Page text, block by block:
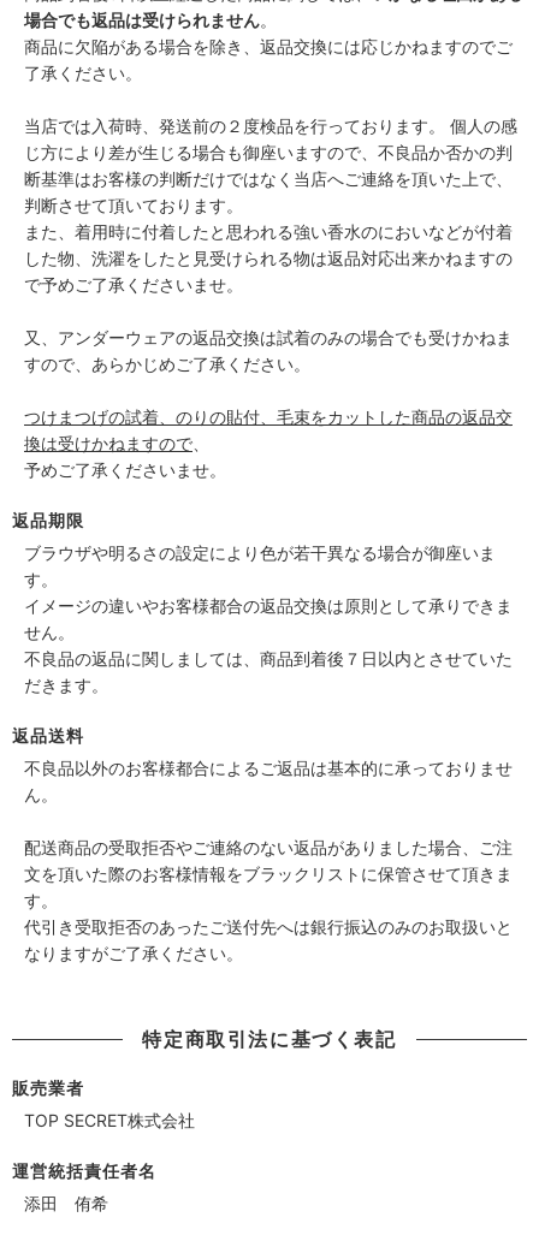
場合でも返品は受けられません。
商品に欠陥がある場合を除き、返品交換には応じかねますのでご
了承ください。
当店では入荷時、発送前の２度検品を行っております。 個人の感
じ方により差が生じる場合も御座いますので、不良品か否かの判
断基準はお客様の判断だけではなく当店へご連絡を頂いた上で、
判断させて頂いております。
また、着用時に付着したと思われる強い香水のにおいなどが付着
した物、洗濯をしたと見受けられる物は返品対応出来かねますの
で予めご了承くださいませ。
又、アンダーウェアの返品交換は試着のみの場合でも受けかねま
すので、あらかじめご了承ください。
つけまつげの試着、のりの貼付、毛束をカットした商品の返品交
換は受けかねますので
予めご了承くださいませ。
返品期限
ブラウザや明るさの設定により色が若干異なる場合が御座いま
す。
イメージの違いやお客様都合の返品交換は原則として承りできま
せん。
不良品の返品に関しましては、商品到着後７日以内とさせていた
だきます。
返品送料
不良品以外のお客様都合によるご返品は基本的に承っておりませ
ん。
配送商品の受取拒否やご連絡のない返品がありました場合、ご注
文を頂いた際のお客様情報をブラックリストに保管させて頂きま
す。
代引き受取拒否のあったご送付先へは銀行振込のみのお取扱いと
なりますがご了承ください。
特定商取引法に基づく表記
販売業者
TOP SECRET株式会社
運営統括責任者名
添田 侑希